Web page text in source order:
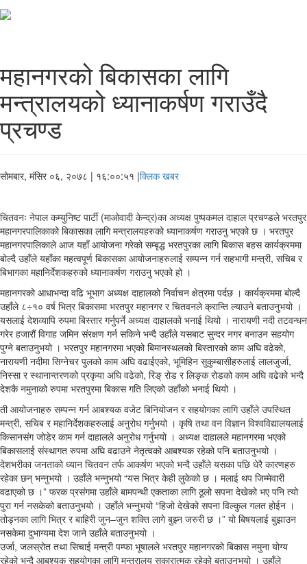
महानगरको बिकासका लागि
मन्त्रालयको ध्यानाकर्षण गराउँदै
प्रचण्ड
सोमबार, मंसिर ०६, २०७८ | १६:००:५१ |क्लिक खबर
चितवनः नेपाल कम्युनिष्ट पार्टी (माओवादी केन्द्र)का अध्यक्ष पुष्पकमल दाहाल प्रचण्डले भरतपुर
महानगरपालिकाको बिकासका लागि मन्त्रालयहरुको ध्यानाकर्षण गराउनु भएको छ । भरतपुर
महानगरपालिकाले आज यहाँ आयोजना गरेको सम्बृद्ध भरतपुरका लागि बिकास बहस कार्यक्रममा
बोल्दै उहाँले यहाँका महत्वपूर्ण बिकासका आयोजनाहरुलाई सम्पन्न गर्न सहभागी मन्त्री, सचिब र
बिभागका महानिर्देशकहरुको ध्यानाकर्षण गराउनु भएको हो ।
महानगरको आधाभन्दा वढि भूभाग अध्यक्ष दाहालको निर्वाचन क्षेत्रमा पर्दछ । कार्यक्रममा बोल्दै
उहाँले ८÷१० वर्ष भित्र बिकासमा भरतपुर महानगर र चितवनले क्रान्ति ल्याउने बताउनुभयो ।
यसलाई देशव्यापि रुपमा बिस्तार गर्नुपर्ने अध्यक्ष दाहालको भनाई थियो । नारायणी नदी तटवन्धन
गरेर हजारौं विगाह जमिन संरक्षण गर्न सकिने भन्दै उहाँले यसबाट सुन्दर नगर बनाउन सहयोग
पुग्ने बताउनुभयो । भरतपुर महानगरमा भएको बिमानस्थलको बिस्तारको काम अघि वढेको,
नारायणी नदीमा सिग्नेचर पुलको काम अघि वढाईएको, भूमिहिन सुकुम्बासीहरुलाई लालजुर्जा,
निस्सा र स्थानान्तरणको प्रकृया अघि वढेको, रिङ् रोड र लिङ्क रोडको काम अघि वढेको भन्दै
देशकै नमुनाको रुपमा भरतपुरमा बिकास गति लिएको उहाँको भनाई थियो ।
ती आयोजनाहरु सम्पन्न गर्न आबश्यक वजेट बिनियोजन र सहयोगका लागि उहाँले उपस्थित
मन्त्री, सचिब र महानिर्देशकहरुलाई अनुरोध गर्नुभयो । कृषि तथा वन विज्ञान विश्वविद्यालयलाई
किसानसंग जोडेर काम गर्न दाहालले अनुरोध गर्नुभयो । अध्यक्ष दाहालले महानगरमा भएको
बिकासलाई संस्थागत रुपमा अघि वढाउने नेतृत्वको आबश्यक रहेको पनि बताउनुभयो ।
देशभरीका जनताको ध्यान चितवन तर्फ आकर्षण भएको भन्दै उहाँले यसका पछि धेरै कारणहरु
रहेका छन् भन्नुभयो । उहाँले भन्नुभयो “यस भित्र केही लुकेको छ । मलाई थप जिम्मेवारी
वढाएको छ ।” फरक प्रसंगमा उहाँले बामपन्थी एकताका लागि ठूलो सपना देखेको भए पनि त्यो
पुरा गर्न नसकेको बताउनुभयो । उहाँले भन्नुभयो “हिजो देखेको सपना विल्कुल गलत होईन ।
तोड्नका लागि भित्र र बाहिरी जुन–जुन शक्ति लागे बुझ्न जरुरी छ ।” यो बिषयलाई बुझाउन
नसकेमा दुभाग्यमा देश जाने उहाँले बताउनुभयो ।
उर्जा, जलस्रोत तथा सिचाई मन्त्री पम्फा भूषालले भरतपुर महानगरको बिकास नमुना योग्य
रहेको भन्दै आबश्यक सहयोगका लागि मन्त्रालय सकारात्मक रहेको बताउनुभयो । उहाँले